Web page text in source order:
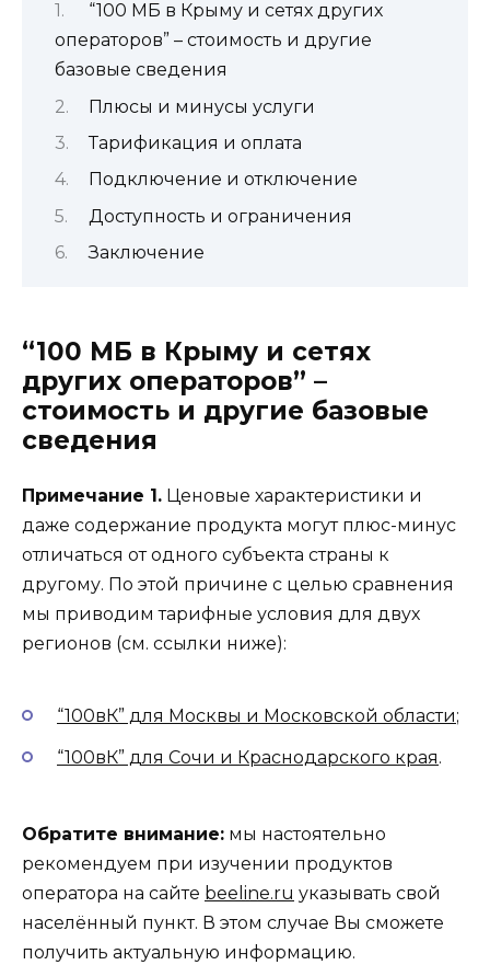
“100 МБ в Крыму и сетях других
операторов” – стоимость и другие
базовые сведения
Плюсы и минусы услуги
Тарификация и оплата
Подключение и отключение
Доступность и ограничения
Заключение
“100 МБ в Крыму и сетях
других операторов” –
стоимость и другие базовые
сведения
Примечание 1. Ценовые характеристики и
даже содержание продукта могут плюс-минус
отличаться от одного субъекта страны к
другому. По этой причине с целью сравнения
мы приводим тарифные условия для двух
регионов (см. ссылки ниже):
“100вК” для Москвы и Московской области;
“100вК” для Сочи и Краснодарского края.
Обратите внимание: мы настоятельно
рекомендуем при изучении продуктов
оператора на сайте beeline.ru указывать свой
населённый пункт. В этом случае Вы сможете
получить актуальную информацию.